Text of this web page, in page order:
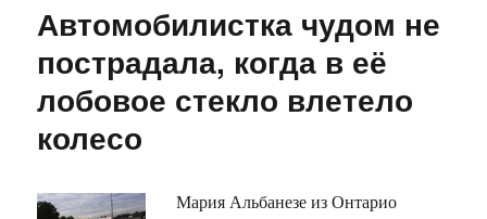
Автомобилистка чудом не
пострадала, когда в её
лобовое стекло влетело
колесо
Мария Альбанезе из Онтарио